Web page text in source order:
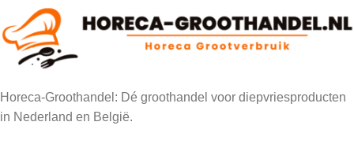
Horeca-Groothandel: Dé groothandel voor diepvriesproducten
in Nederland en België.